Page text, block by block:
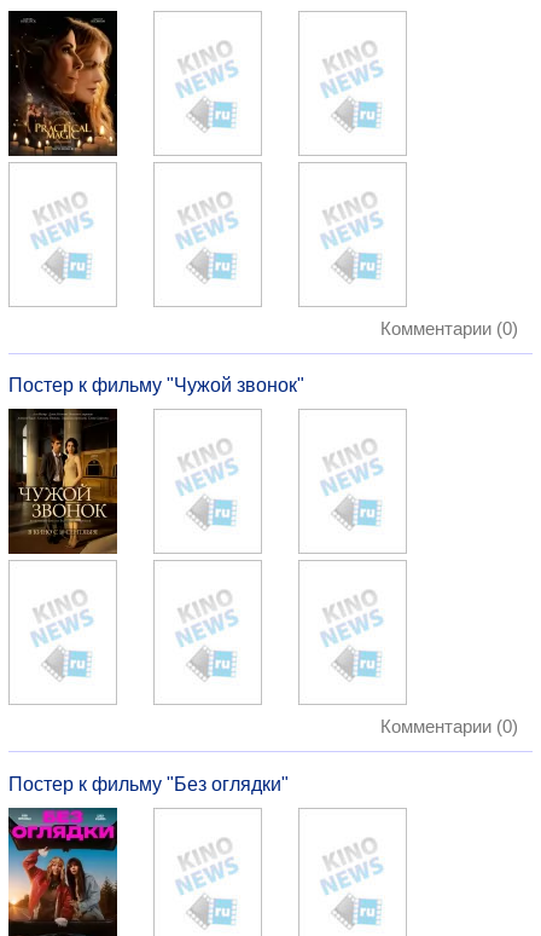
Комментарии (0)
Постер к фильму "Чужой звонок"
Комментарии (0)
Постер к фильму "Без оглядки"